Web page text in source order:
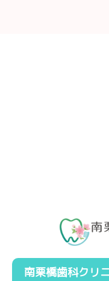
南栗橋歯科クリ